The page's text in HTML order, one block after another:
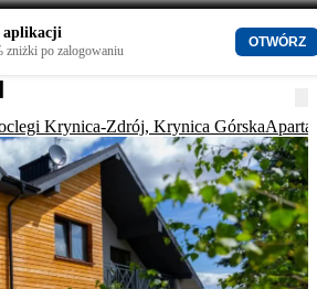
aplikacji
zniżki po zalogowaniu
OTWÓRZ
Krynica-Zdrój, Krynica Górska